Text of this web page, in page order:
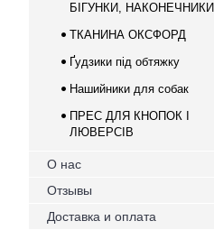
БІГУНКИ, НАКОНЕЧНИКИ
ТКАНИНА ОКСФОРД
Ґудзики під обтяжку
Нашийники для собак
ПРЕС ДЛЯ КНОПОК І
ЛЮВЕРСІВ
О нас
Отзывы
Доставка и оплата